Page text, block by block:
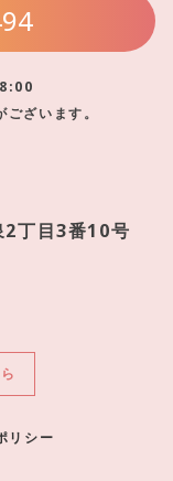
ざいます。
2丁目3番10号
リシー